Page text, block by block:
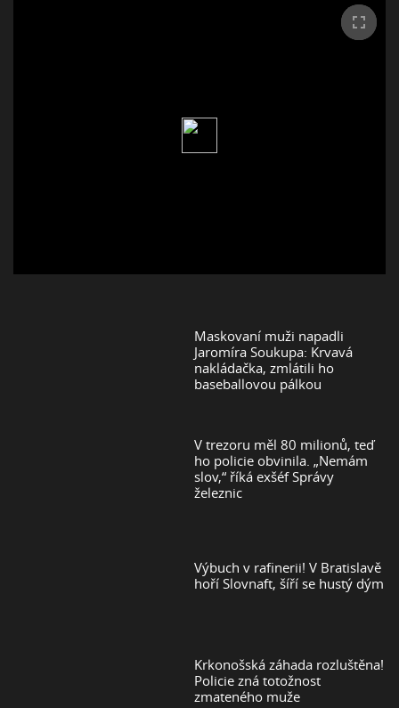
Maskovaní muži napadli
Jaromíra Soukupa: Krvavá
nakládačka, zmlátili ho
baseballovou pálkou
V trezoru měl 80 milionů, teď
ho policie obvinila. „Nemám
slov,“ říká exšéf Správy
železnic
Výbuch v rafinerii! V Bratislavě
hoří Slovnaft, šíří se hustý dým
Krkonošská záhada rozluštěna!
Policie zná totožnost
zmateného muže